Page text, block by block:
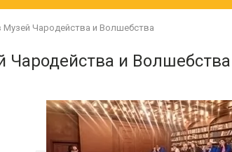
Музей Чародейства и Волшебства
Чародейства и Волшебства